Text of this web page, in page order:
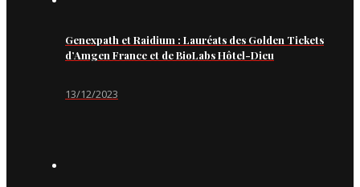
Genexpath et Raidium : Lauréats des Golden Tickets
d’Amgen France et de BioLabs Hôtel-Dieu
13/12/2023